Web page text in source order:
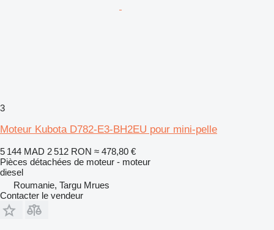
3
Moteur Kubota D782-E3-BH2EU pour mini-pelle
5 144 MAD 2 512 RON ≈ 478,80 €
Pièces détachées de moteur - moteur
diesel
Roumanie, Targu Mrues
Contacter le vendeur